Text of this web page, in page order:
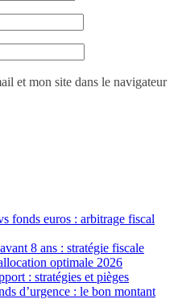
et mon site dans le navigateur
fonds euros : arbitrage fiscal
8 ans : stratégie fiscale
optimale 2026
: stratégies et pièges
d’urgence : le bon montant